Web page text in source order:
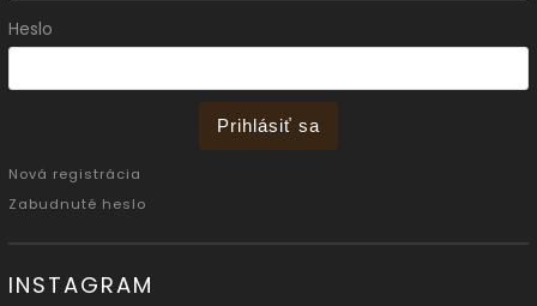
Heslo
Prihlásiť sa
Nová registrácia
Zabudnuté heslo
INSTAGRAM